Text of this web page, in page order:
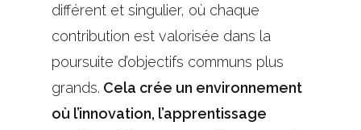
différent et singulier, où chaque
contribution est valorisée dans la
poursuite d’objectifs communs plus
grands. Cela crée un environnement
où l’innovation, l’apprentissage